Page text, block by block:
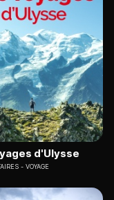
d'Ulysse
VOYAGE